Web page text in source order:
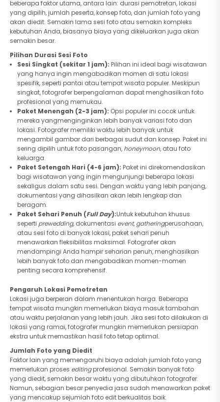
beberapa faktor utama, antara lain: durasi pemotretan, lokasi
yang dipilih, jumlah peserta, konsep foto, dan jumlah foto yang
akan diedit. Semakin lama sesi foto atau semakin kompleks
kebutuhan Anda, biasanya biaya yang dikeluarkan juga akan
semakin besar.
Pilihan Durasi Sesi Foto
Sesi Singkat (sekitar 1 jam): Pilihan ini ideal bagi wisatawan
yang hanya ingin mengabadikan momen di satu lokasi
spesifik, seperti pantai atau tempat wisata populer. Meskipun
singkat, fotografer berpengalaman dapat menghasilkan foto
profesional yang memukau.
Paket Menengah (2-3 jam): Opsi populer ini cocok untuk
mereka yangmenginginkan lebih banyak variasi foto dan
lokasi. Fotografer memiliki waktu lebih banyak untuk
mengambil gambar dari berbagai sudut dan konsep. Paket ini
sering dipilih untuk foto pasangan, honeymoon, atau foto
keluarga.
Paket Setengah Hari (4-6 jam): Paket ini direkomendasikan
bagi wisatawan yang ingin mengunjungi beberapa lokasi
sekaligus dalam satu sesi. Dengan waktu yang lebih panjang,
dokumentasi yang dihasilkan akan lebih lengkap dan
beragam.
Paket Sehari Penuh (Full Day):Untuk kebutuhan khusus
seperti prewedding, dokumentasi event, gatheringperusahaan,
atau sesi foto di banyak lokasi, paket sehari penuh
menawarkan fleksibilitas maksimal. Fotografer akan
mendampingi Anda hampir seharian penuh, menghasilkan
lebih banyak foto dan mengabadikan momen-momen
penting secara komprehensif.
Pengaruh Lokasi Pemotretan
Lokasi juga berperan dalam menentukan harga. Beberapa
tempat wisata mungkin memerlukan biaya masuk tambahan
atau waktu perjalanan yang lebih jauh. Jika sesi foto dilakukan di
lokasi yang ramai, fotografer mungkin memerlukan persiapan
ekstra untuk memastikan hasil foto tetap optimal.
Jumlah Foto yang Diedit
Faktor lain yang memengaruhi biaya adalah jumlah foto yang
memerlukan proses editingprofesional. Semakin banyak foto
yang diedit, semakin besar waktu yang dibutuhkan fotografer.
Namun, sebagian besar penyedia jasa sudah menawarkan paket
yang mencakup sejumlah foto edit berkualitas baik.